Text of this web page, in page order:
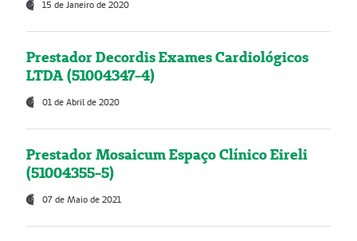
15 de Janeiro de 2020
Prestador Decordis Exames Cardiológicos
LTDA (51004347-4)
01 de Abril de 2020
Prestador Mosaicum Espaço Clínico Eireli
(51004355-5)
07 de Maio de 2021